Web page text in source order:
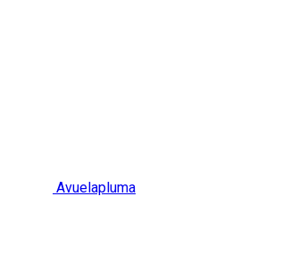
Avuelapluma